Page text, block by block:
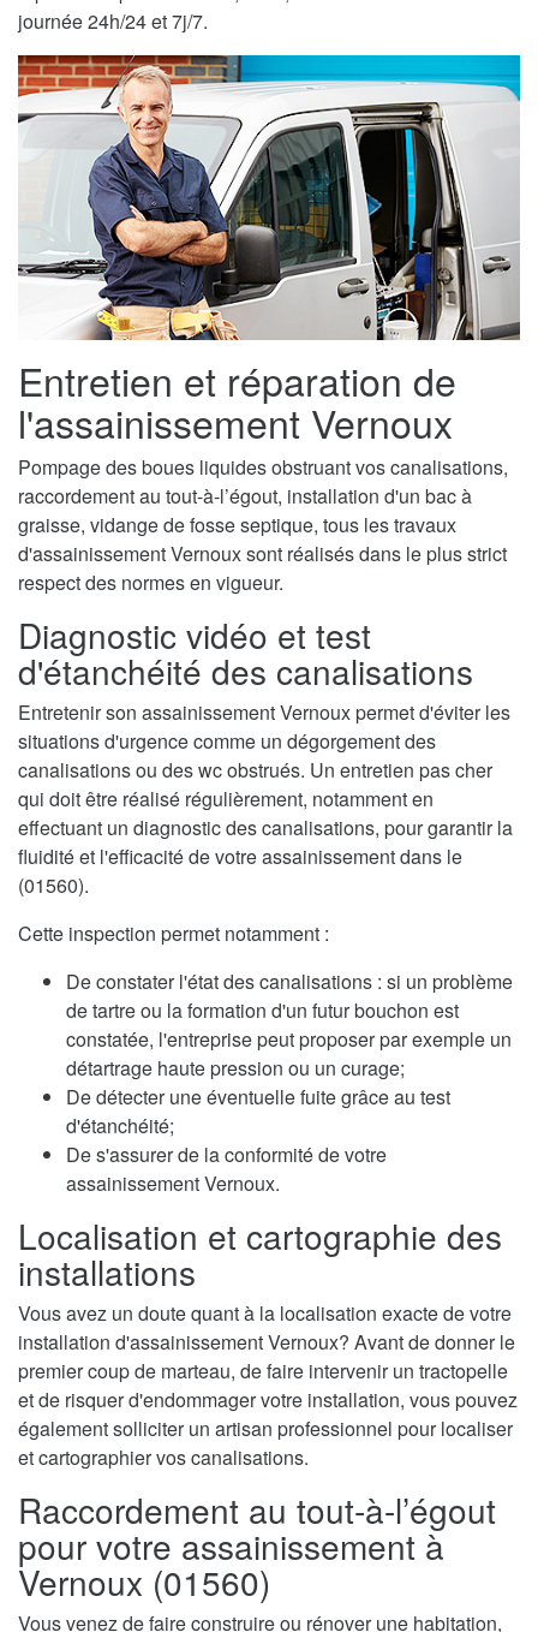
journée 24h/24 et 7j/7.
Entretien et réparation de
l'assainissement Vernoux
Pompage des boues liquides obstruant vos canalisations,
raccordement au tout-à-l’égout, installation d'un bac à
graisse, vidange de fosse septique, tous les travaux
d'assainissement Vernoux sont réalisés dans le plus strict
respect des normes en vigueur.
Diagnostic vidéo et test
d'étanchéité des canalisations
Entretenir son assainissement Vernoux permet d'éviter les
situations d'urgence comme un dégorgement des
canalisations ou des wc obstrués. Un entretien pas cher
qui doit être réalisé régulièrement, notamment en
effectuant un diagnostic des canalisations, pour garantir la
fluidité et l'efficacité de votre assainissement dans le
(01560).
Cette inspection permet notamment :
De constater l'état des canalisations : si un problème
de tartre ou la formation d'un futur bouchon est
constatée, l'entreprise peut proposer par exemple un
détartrage haute pression ou un curage;
De détecter une éventuelle fuite grâce au test
d'étanchéité;
De s'assurer de la conformité de votre
assainissement Vernoux.
Localisation et cartographie des
installations
Vous avez un doute quant à la localisation exacte de votre
installation d'assainissement Vernoux? Avant de donner le
premier coup de marteau, de faire intervenir un tractopelle
et de risquer d'endommager votre installation, vous pouvez
également solliciter un artisan professionnel pour localiser
et cartographier vos canalisations.
Raccordement au tout-à-l’égout
pour votre assainissement à
Vernoux (01560)
Vous venez de faire construire ou rénover une habitation,